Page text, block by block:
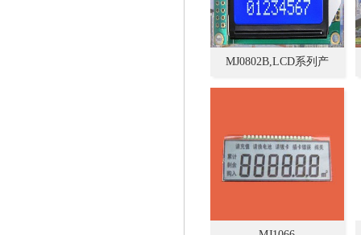
MJ0802B,LCD系列产
品.LCM液晶屏.模块,模组,